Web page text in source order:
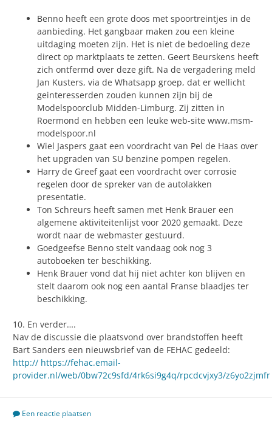
Benno heeft een grote doos met spoortreintjes in de
aanbieding. Het gangbaar maken zou een kleine
uitdaging moeten zijn. Het is niet de bedoeling deze
direct op marktplaats te zetten. Geert Beurskens heeft
zich ontfermd over deze gift. Na de vergadering meld
Jan Kusters, via de Whatsapp groep, dat er wellicht
geinteresserden zouden kunnen zijn bij de
Modelspoorclub Midden-Limburg. Zij zitten in
Roermond en hebben een leuke web-site www.msm-
modelspoor.nl
Wiel Jaspers gaat een voordracht van Pel de Haas over
het upgraden van SU benzine pompen regelen.
Harry de Greef gaat een voordracht over corrosie
regelen door de spreker van de autolakken
presentatie.
Ton Schreurs heeft samen met Henk Brauer een
algemene aktiviteitenlijst voor 2020 gemaakt. Deze
wordt naar de webmaster gestuurd.
Goedgeefse Benno stelt vandaag ook nog 3
autoboeken ter beschikking.
Henk Brauer vond dat hij niet achter kon blijven en
stelt daarom ook nog een aantal Franse blaadjes ter
beschikking.
10. En verder….
Nav de discussie die plaatsvond over brandstoffen heeft
Bart Sanders een nieuwsbrief van de FEHAC gedeeld:
http:// https://fehac.email-
provider.nl/web/0bw72c9sfd/4rk6si9g4q/rpcdcvjxy3/z6yo2zjmfr
Een reactie plaatsen